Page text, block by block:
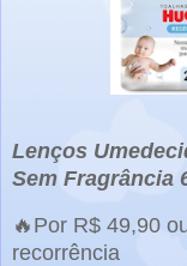
Lenços
Sem Fragrância
🔥Por R$ 49,90
recorrência